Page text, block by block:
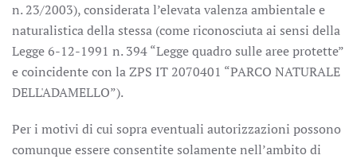
n. 23/2003), considerata l’elevata valenza ambientale e
naturalistica della stessa (come riconosciuta ai sensi della
Legge 6-12-1991 n. 394 “Legge quadro sulle aree protette”
e coincidente con la ZPS IT 2070401 “PARCO NATURALE
DELL'ADAMELLO”).
Per i motivi di cui sopra eventuali autorizzazioni possono
comunque essere consentite solamente nell’ambito di